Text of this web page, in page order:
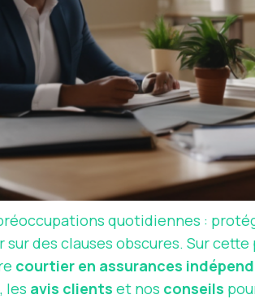
quotidiennes :
sur des clauses obscures. Sur
courtier en assurances
, les avis clients et nos conseils